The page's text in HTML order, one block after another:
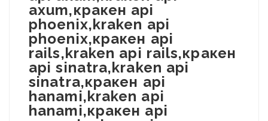
axum,кракен api
phoenix,kraken api
phoenix,кракен api
rails,kraken api rails,кракен
api sinatra,kraken api
sinatra,кракен api
hanami,kraken api
hanami,кракен api